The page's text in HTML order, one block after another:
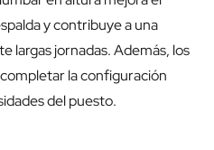
y contribuye a una
largas jornadas. Además, los
la configuración
del puesto.